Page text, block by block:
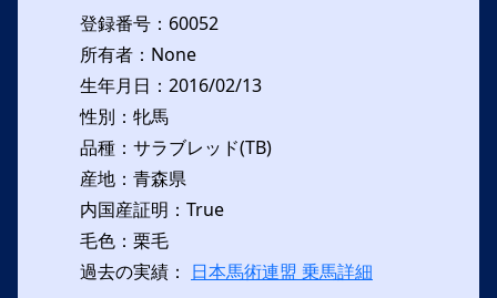
登録番号：60052
所有者：None
生年月日：2016/02/13
性別：牝馬
品種：サラブレッド(TB)
産地：青森県
内国産証明：True
毛色：栗毛
過去の実績： 日本馬術連盟 乗馬詳細